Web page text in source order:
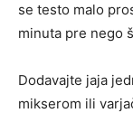
se testo malo
minuta pre nego
Dodavajte jaja
mikserom ili